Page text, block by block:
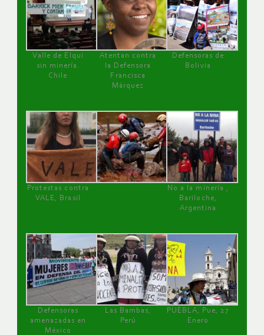
Valle de Elqui
sin minería.
Chile
Atentan contra
la Defensora
Francisca
Márquez
Defensoras de
Bolivia
Protestas contra
VALE, Brasil
No a la minería ,
Bariloche,
Argentina
Defensoras
amenazadas en
México
Las Bambas,
Perú
PUEBLA, Pue, 27
Enero